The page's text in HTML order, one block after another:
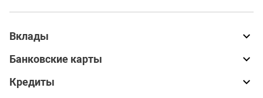
Вклады
Банковские карты
Кредиты